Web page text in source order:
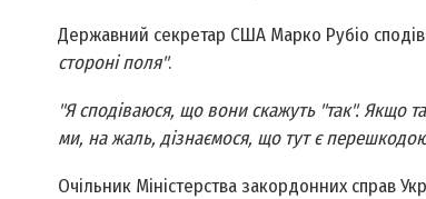
Державний секретар США Марко Рубіо
стороні поля".
"Я сподіваюся, що вони скажуть "так". Якщо
ми, на жаль, дізнаємося, що тут є
Очільник Міністерства закордонних справ